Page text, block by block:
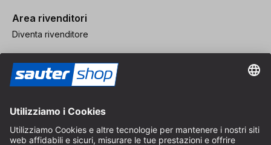
Area rivenditori
Diventa rivenditore
CGV